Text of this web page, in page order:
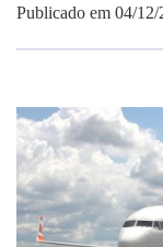
Anuncie
Publicado em 04/12/